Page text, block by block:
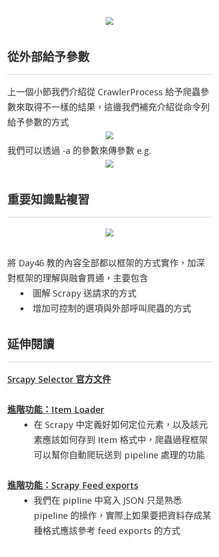
從外部給予參數
上一個小節我們介紹從 CrawlerProcess 給予爬蟲參
數來取得不一樣的結果，這邊我們補充介紹從命令列
給予參數的方式
我們可以透過 -a 的參數來傳參數 e.g.
重要知識點複習
將 Day46 教的內容全部都以框架的方式實作，加深
對框架的理解與融會貫通，主要包含
圖解 Scrapy 送請求的方式
增加可控制的選項與外部呼叫爬蟲的方式
延伸閱讀
Srcapy Selector 官方文件
進階功能：Item Loader
在 Scrapy 中定義好如何定位元素，以及該元
素應該如何存到 Item 格式中，爬蟲過程框架
可以幫你自動爬玩送到 pipeline 處理的功能
進階功能：Scrapy Feed exports
我們在 pipline 中寫入 JSON 只是熟悉
pipeline 的操作，實際上如果要把資料存成某
種格式應該參考 feed exports 的方式